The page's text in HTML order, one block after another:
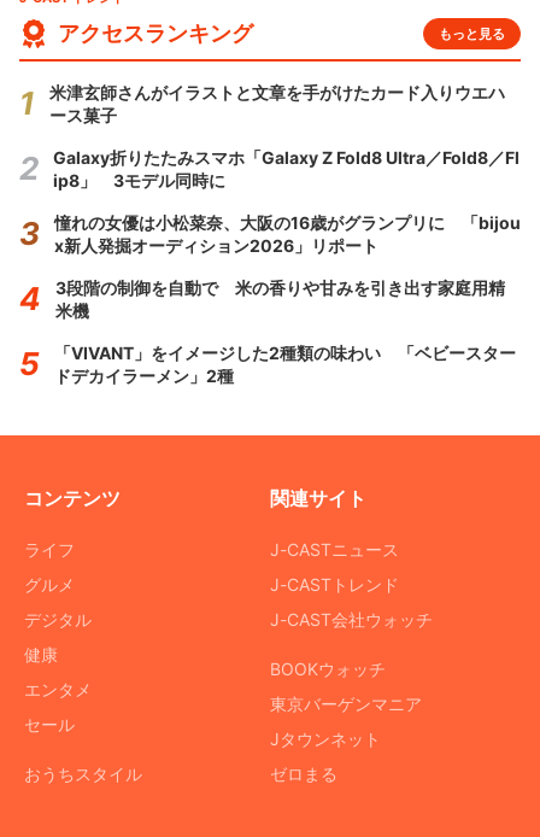
アクセスランキング もっと見る
米津玄師さんがイラストと文章を手がけたカード入りウエハ
ース菓子
Galaxy折りたたみスマホ「Galaxy Z Fold8 Ultra／Fold8／Fl
ip8」 3モデル同時に
憧れの女優は小松菜奈、大阪の16歳がグランプリに 「bijou
x新人発掘オーディション2026」リポート
3段階の制御を自動で 米の香りや甘みを引き出す家庭用精
米機
「VIVANT」をイメージした2種類の味わい 「ベビースター
ドデカイラーメン」2種
コンテンツ
ライフ
グルメ
デジタル
健康
エンタメ
セール
おうちスタイル
関連サイト
J-CASTニュース
J-CASTトレンド
J-CAST会社ウォッチ
BOOKウォッチ
東京バーゲンマニア
Jタウンネット
ゼロまる